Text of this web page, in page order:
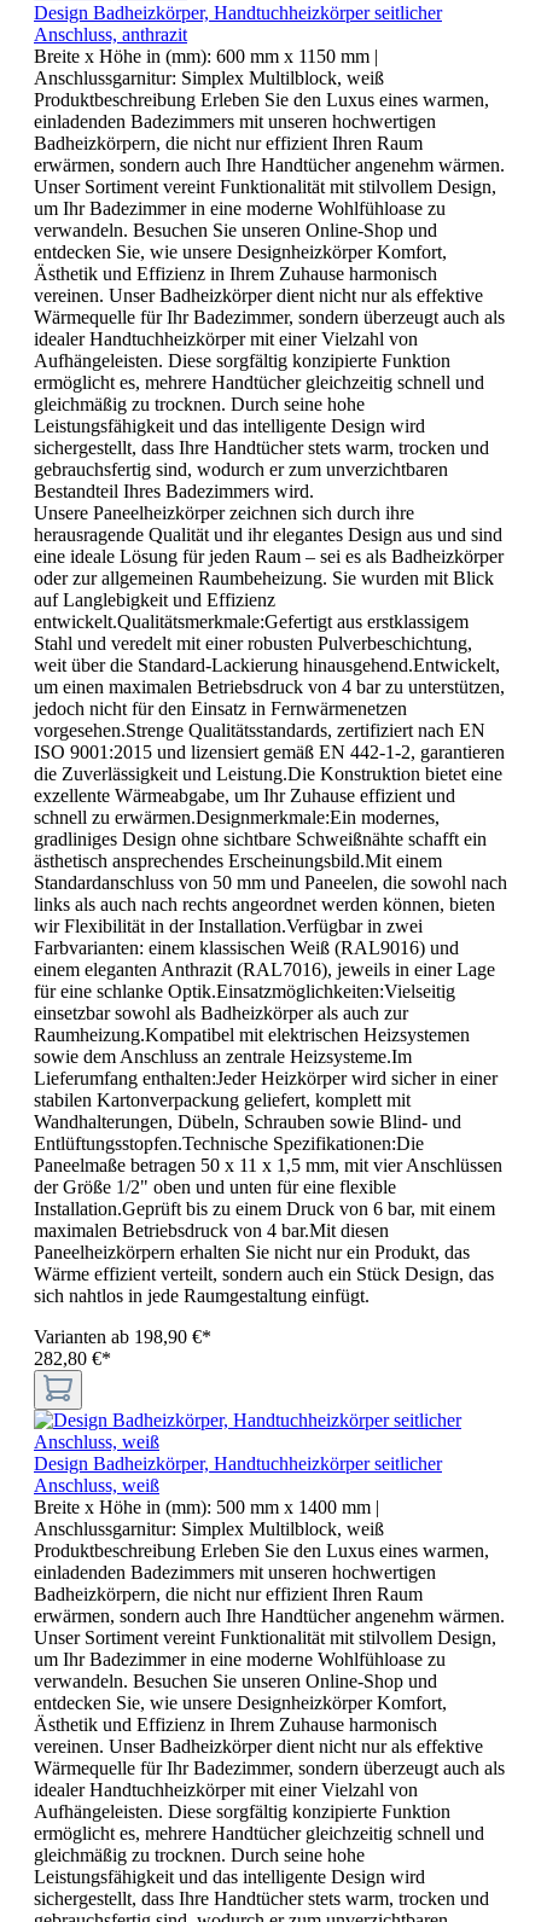
Design Badheizkörper, Handtuchheizkörper seitlicher
Anschluss, anthrazit
Breite x Höhe in (mm): 600 mm x 1150 mm |
Anschlussgarnitur: Simplex Multilblock, weiß
Produktbeschreibung Erleben Sie den Luxus eines warmen,
einladenden Badezimmers mit unseren hochwertigen
Badheizkörpern, die nicht nur effizient Ihren Raum
erwärmen, sondern auch Ihre Handtücher angenehm wärmen.
Unser Sortiment vereint Funktionalität mit stilvollem Design,
um Ihr Badezimmer in eine moderne Wohlfühloase zu
verwandeln. Besuchen Sie unseren Online-Shop und
entdecken Sie, wie unsere Designheizkörper Komfort,
Ästhetik und Effizienz in Ihrem Zuhause harmonisch
vereinen. Unser Badheizkörper dient nicht nur als effektive
Wärmequelle für Ihr Badezimmer, sondern überzeugt auch als
idealer Handtuchheizkörper mit einer Vielzahl von
Aufhängeleisten. Diese sorgfältig konzipierte Funktion
ermöglicht es, mehrere Handtücher gleichzeitig schnell und
gleichmäßig zu trocknen. Durch seine hohe
Leistungsfähigkeit und das intelligente Design wird
sichergestellt, dass Ihre Handtücher stets warm, trocken und
gebrauchsfertig sind, wodurch er zum unverzichtbaren
Bestandteil Ihres Badezimmers wird.
Unsere Paneelheizkörper zeichnen sich durch ihre
herausragende Qualität und ihr elegantes Design aus und sind
eine ideale Lösung für jeden Raum – sei es als Badheizkörper
oder zur allgemeinen Raumbeheizung. Sie wurden mit Blick
auf Langlebigkeit und Effizienz
entwickelt.Qualitätsmerkmale:Gefertigt aus erstklassigem
Stahl und veredelt mit einer robusten Pulverbeschichtung,
weit über die Standard-Lackierung hinausgehend.Entwickelt,
um einen maximalen Betriebsdruck von 4 bar zu unterstützen,
jedoch nicht für den Einsatz in Fernwärmenetzen
vorgesehen.Strenge Qualitätsstandards, zertifiziert nach EN
ISO 9001:2015 und lizensiert gemäß EN 442-1-2, garantieren
die Zuverlässigkeit und Leistung.Die Konstruktion bietet eine
exzellente Wärmeabgabe, um Ihr Zuhause effizient und
schnell zu erwärmen.Designmerkmale:Ein modernes,
gradliniges Design ohne sichtbare Schweißnähte schafft ein
ästhetisch ansprechendes Erscheinungsbild.Mit einem
Standardanschluss von 50 mm und Paneelen, die sowohl nach
links als auch nach rechts angeordnet werden können, bieten
wir Flexibilität in der Installation.Verfügbar in zwei
Farbvarianten: einem klassischen Weiß (RAL9016) und
einem eleganten Anthrazit (RAL7016), jeweils in einer Lage
für eine schlanke Optik.Einsatzmöglichkeiten:Vielseitig
einsetzbar sowohl als Badheizkörper als auch zur
Raumheizung.Kompatibel mit elektrischen Heizsystemen
sowie dem Anschluss an zentrale Heizsysteme.Im
Lieferumfang enthalten:Jeder Heizkörper wird sicher in einer
stabilen Kartonverpackung geliefert, komplett mit
Wandhalterungen, Dübeln, Schrauben sowie Blind- und
Entlüftungsstopfen.Technische Spezifikationen:Die
Paneelmaße betragen 50 x 11 x 1,5 mm, mit vier Anschlüssen
der Größe 1/2" oben und unten für eine flexible
Installation.Geprüft bis zu einem Druck von 6 bar, mit einem
maximalen Betriebsdruck von 4 bar.Mit diesen
Paneelheizkörpern erhalten Sie nicht nur ein Produkt, das
Wärme effizient verteilt, sondern auch ein Stück Design, das
sich nahtlos in jede Raumgestaltung einfügt.
Varianten ab 198,90 €*
282,80 €*
Design Badheizkörper, Handtuchheizkörper seitlicher
Anschluss, weiß
Breite x Höhe in (mm): 500 mm x 1400 mm |
Anschlussgarnitur: Simplex Multilblock, weiß
Produktbeschreibung Erleben Sie den Luxus eines warmen,
einladenden Badezimmers mit unseren hochwertigen
Badheizkörpern, die nicht nur effizient Ihren Raum
erwärmen, sondern auch Ihre Handtücher angenehm wärmen.
Unser Sortiment vereint Funktionalität mit stilvollem Design,
um Ihr Badezimmer in eine moderne Wohlfühloase zu
verwandeln. Besuchen Sie unseren Online-Shop und
entdecken Sie, wie unsere Designheizkörper Komfort,
Ästhetik und Effizienz in Ihrem Zuhause harmonisch
vereinen. Unser Badheizkörper dient nicht nur als effektive
Wärmequelle für Ihr Badezimmer, sondern überzeugt auch als
idealer Handtuchheizkörper mit einer Vielzahl von
Aufhängeleisten. Diese sorgfältig konzipierte Funktion
ermöglicht es, mehrere Handtücher gleichzeitig schnell und
gleichmäßig zu trocknen. Durch seine hohe
Leistungsfähigkeit und das intelligente Design wird
sichergestellt, dass Ihre Handtücher stets warm, trocken und